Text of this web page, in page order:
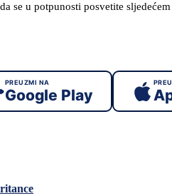
se u potpunosti posvetite
PREUZMI NA
Google Play